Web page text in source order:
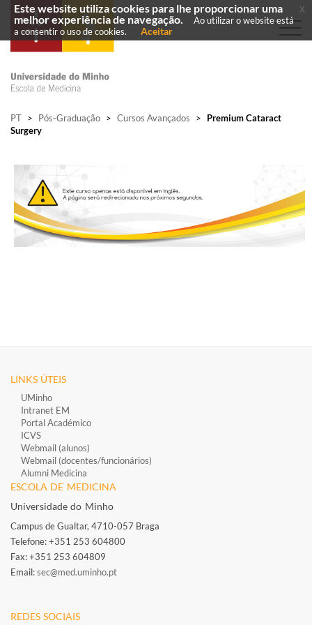
PT > Pós-Graduação > Cursos Avançados >
Premium Cataract
Surgery
LINKS ÚTEIS
UMinho
Intranet EM
Portal Académico
ICVS
Webmail (alunos)
Webmail (docentes/funcionários)
Alumni Medicina
ESCOLA DE MEDICINA
Universidade do Minho
Campus de Gualtar, 4710-057 Braga
Telefone: +351 253 604800​
Fax: +351 253 604809
Email:sec@med.uminho.pt
REDES SOCIAIS​​​​
Este website utiliza cookies para lhe proporcionar uma
melhor experiência de navegação.
Ao utilizar o website está
a consentir o uso de cookies.
Aceitar
x